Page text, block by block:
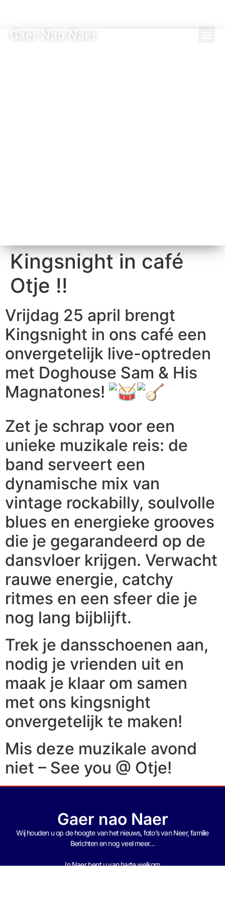
Gaer Nao Naer
Kingsnight in café
Otje !!
Vrijdag 25 april brengt
Kingsnight in ons café een
onvergetelijk live-optreden
met Doghouse Sam & His
Magnatones!
Zet je schrap voor een
unieke muzikale reis: de
band serveert een
dynamische mix van
vintage rockabilly, soulvolle
blues en energieke grooves
die je gegarandeerd op de
dansvloer krijgen. Verwacht
rauwe energie, catchy
ritmes en een sfeer die je
nog lang bijblijft.
Trek je dansschoenen aan,
nodig je vrienden uit en
maak je klaar om samen
met ons kingsnight
onvergetelijk te maken!
Mis deze muzikale avond
niet – See you @ Otje!
Gaer nao Naer
Wij houden u op de hoogte van het nieuws, foto’s van Neer, familie
Berichten en nog veel meer…
In Naer bent u van harte welkom